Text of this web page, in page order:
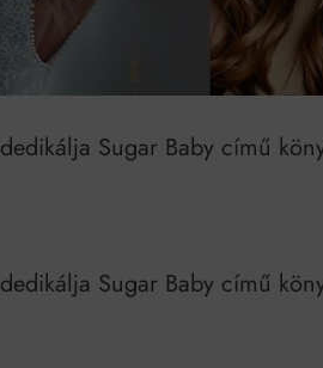
Móricz
Mindenki a világot akarja uralni
Bitumenes lapostetők: a bevált technológia
Sugar Baby című
Sugar Baby című